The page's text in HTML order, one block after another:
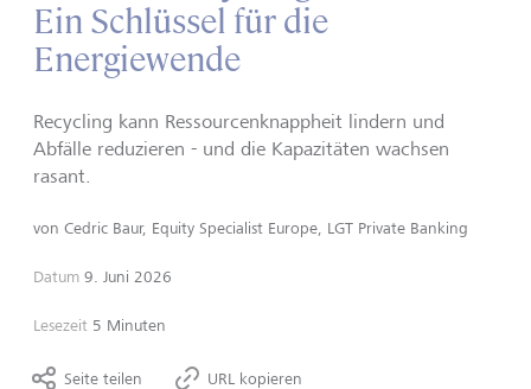
Ein Schlüssel für die
Energiewende
Recycling kann Ressourcenknappheit lindern und
Abfälle reduzieren - und die Kapazitäten wachsen
rasant.
von Cedric Baur, Equity Specialist Europe, LGT Private Banking
Datum 9. Juni 2026
Lesezeit 5 Minuten
Seite teilen URL kopieren